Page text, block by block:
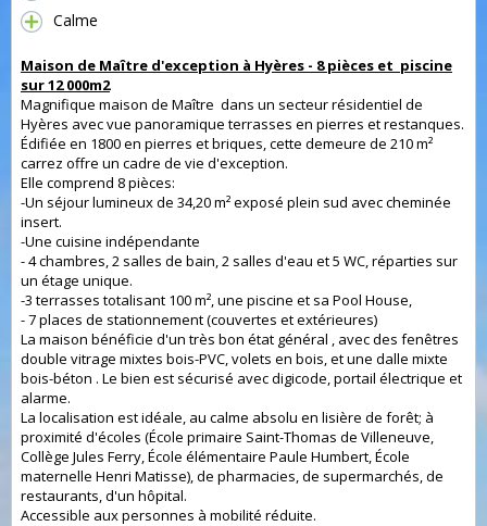
Calme
Maison de Maître d'exception à Hyères - 8 pièces et piscine
sur 12 000m2
Magnifique maison de Maître dans un secteur résidentiel de
Hyères avec vue panoramique terrasses en pierres et restanques.
Édifiée en 1800 en pierres et briques, cette demeure de 210 m²
carrez offre un cadre de vie d'exception.
Elle comprend 8 pièces:
-Un séjour lumineux de 34,20 m² exposé plein sud avec cheminée
insert.
-Une cuisine indépendante
- 4 chambres, 2 salles de bain, 2 salles d'eau et 5 WC, réparties sur
un étage unique.
-3 terrasses totalisant 100 m², une piscine et sa Pool House,
- 7 places de stationnement (couvertes et extérieures)
La maison bénéficie d'un très bon état général , avec des fenêtres
double vitrage mixtes bois-PVC, volets en bois, et une dalle mixte
bois-béton . Le bien est sécurisé avec digicode, portail électrique et
alarme.
La localisation est idéale, au calme absolu en lisière de forêt; à
proximité d'écoles (École primaire Saint-Thomas de Villeneuve,
Collège Jules Ferry, École élémentaire Paule Humbert, École
maternelle Henri Matisse), de pharmacies, de supermarchés, de
restaurants, d'un hôpital.
Accessible aux personnes à mobilité réduite.